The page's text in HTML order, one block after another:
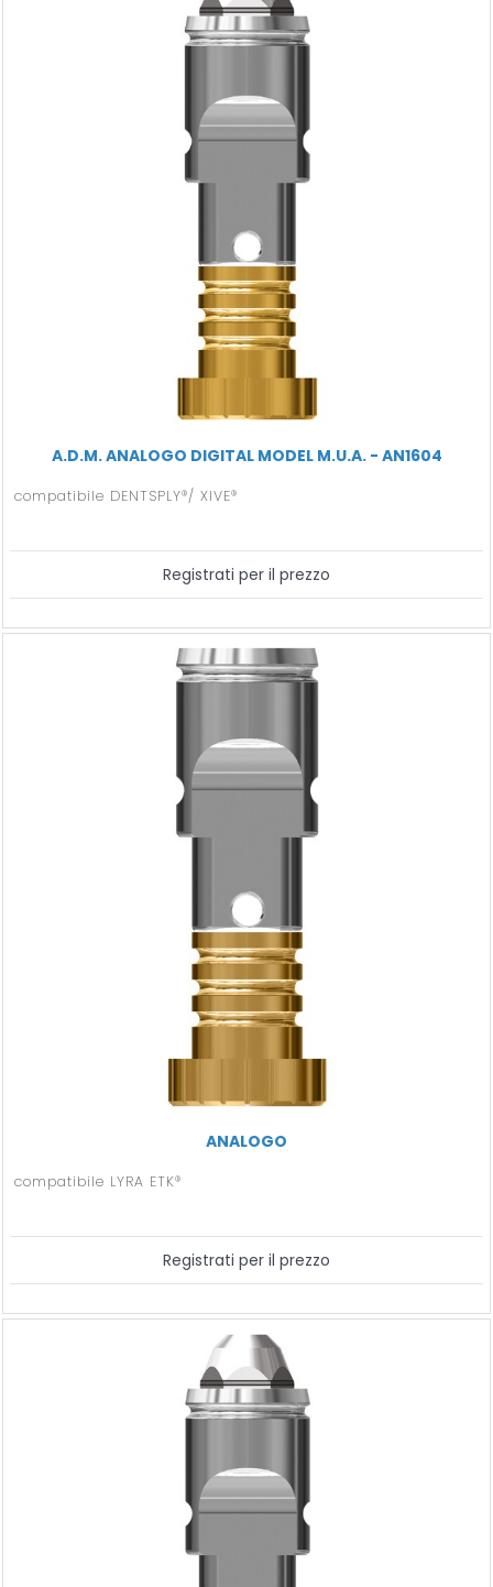
A.D.M. ANALOGO DIGITAL MODEL M.U.A. - AN1604
compatibile DENTSPLY®/ XIVE®
Registrati per il prezzo
ANALOGO
compatibile LYRA ETK®
Registrati per il prezzo